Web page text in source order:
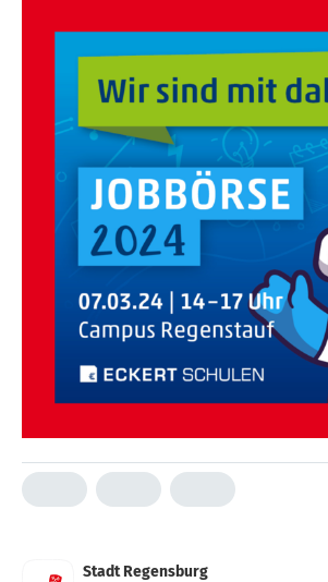
Stadt Regensburg